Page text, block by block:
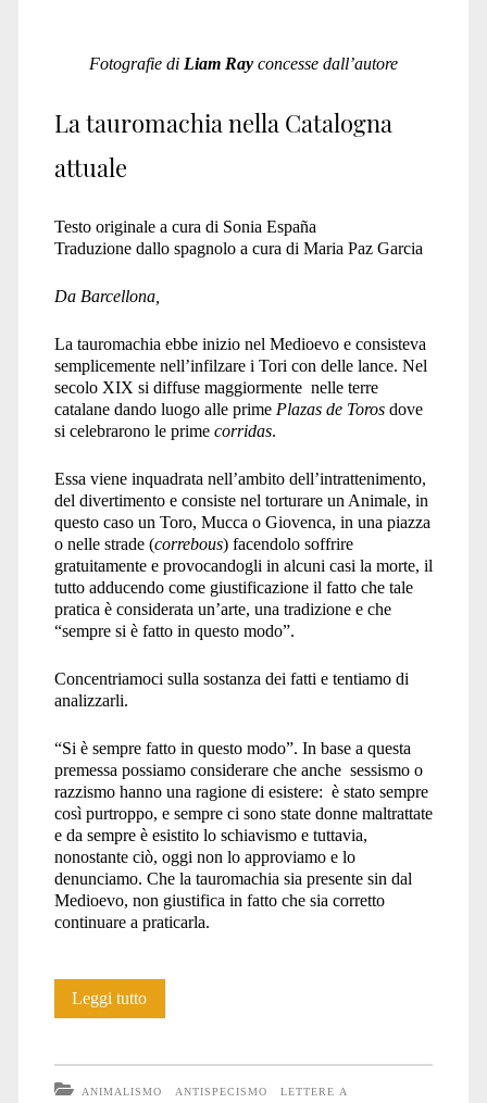
Fotografie di Liam Ray concesse dall’autore
La tauromachia nella Catalogna
attuale
Testo originale a cura di Sonia España
Traduzione dallo spagnolo a cura di Maria Paz Garcia
Da Barcellona,
La tauromachia ebbe inizio nel Medioevo e consisteva
semplicemente nell’infilzare i Tori con delle lance. Nel
secolo XIX si diffuse maggiormente nelle terre
catalane dando luogo alle prime Plazas de Torosdove
si celebrarono le prime corridas.
Essa viene inquadrata nell’ambito dell’intrattenimento,
del divertimento e consiste nel torturare un Animale, in
questo caso un Toro, Mucca o Giovenca, in una piazza
o nelle strade (correbous) facendolo soffrire
gratuitamente e provocandogli in alcuni casi la morte, il
tutto adducendo come giustificazione il fatto che tale
pratica è considerata un’arte, una tradizione e che
“sempre si è fatto in questo modo”.
Concentriamoci sulla sostanza dei fatti e tentiamo di
analizzarli.
“Si è sempre fatto in questo modo”. In base a questa
premessa possiamo considerare che anche sessismo o
razzismo hanno una ragione di esistere: è stato sempre
così purtroppo, e sempre ci sono state donne maltrattate
e da sempre è esistito lo schiavismo e tuttavia,
nonostante ciò, oggi non lo approviamo e lo
denunciamo. Che la tauromachia sia presente sin dal
Medioevo, non giustifica in fatto che sia corretto
continuare a praticarla.
Leggi tuttoLa
ANIMALISMO ANTISPECISMO
LETTERE A